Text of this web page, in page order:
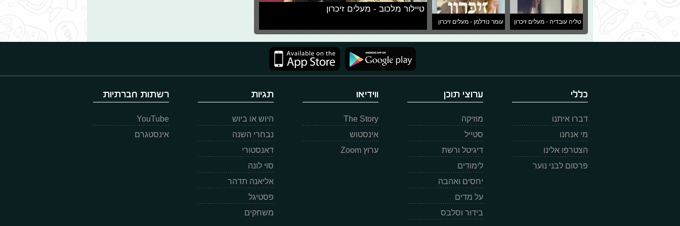
טליה עובדיה - מעלים זיכרון עומר נודלמן - מעלים זיכרון
טיילור מלכוב - מעלים זיכרון
כללי
דברו איתנו
מי אנחנו
הצטרפו אלינו
פרסום לבני נוער
ערוצי תוכן
מוזיקה
סטייל
דיגיטל ורשת
לימודים
יחסים ואהבה
על מדים
בידור וסלבס
ווידיאו
The Story
אינסטוש
ערוץ Zoom
תגיות
היוש או ביוש
נבחרי השנה
דאנסטורי
סוי לונה
אליאנה תדהר
פסטיגל
משחקים
רשתות חברתיות
YouTube
אינסטגרם